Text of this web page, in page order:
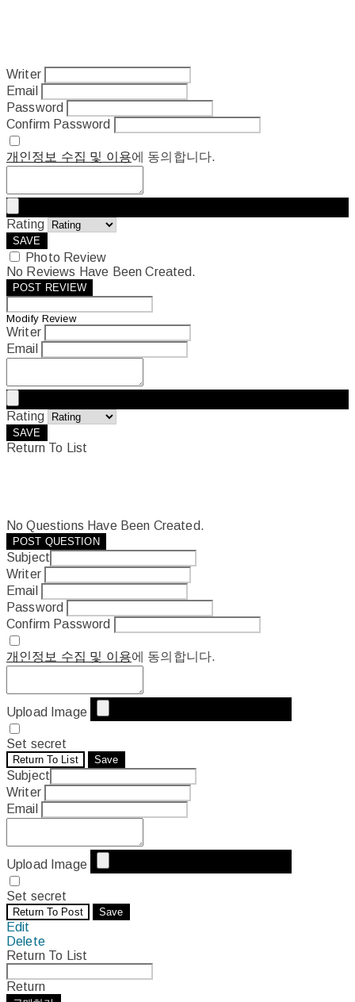
Writer
Email
Password
Confirm Password
개인정보 수집 및 이용에 동의합니다.
Rating
SAVE
Photo Review
No Reviews Have Been Created.
POST REVIEW
Modify Review
Writer
Email
Rating
SAVE
Return To List
No Questions Have Been Created.
POST QUESTION
Subject
Writer
Email
Password
Confirm Password
개인정보 수집 및 이용에 동의합니다.
Upload Image
Set secret
Return To List Save
Subject
Writer
Email
Upload Image
Set secret
Return To Post Save
Edit
Delete
Return To List
Return